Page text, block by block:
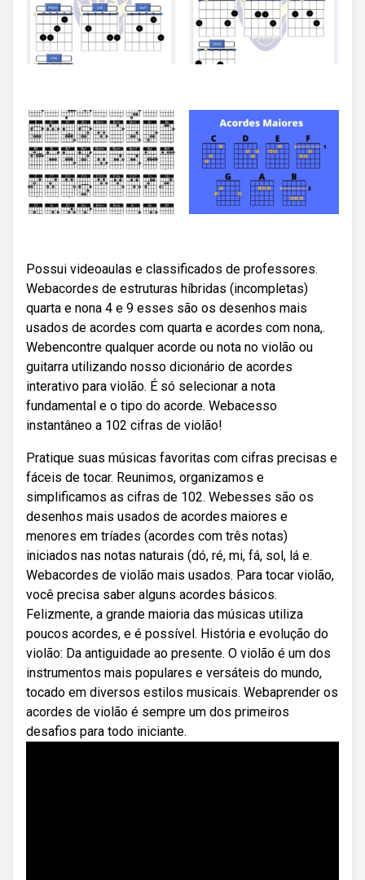
Possui videoaulas e classificados de professores.
Webacordes de estruturas híbridas (incompletas)
quarta e nona 4 e 9 esses são os desenhos mais
usados de acordes com quarta e acordes com nona,.
Webencontre qualquer acorde ou nota no violão ou
guitarra utilizando nosso dicionário de acordes
interativo para violão. É só selecionar a nota
fundamental e o tipo do acorde. Webacesso
instantâneo a 102 cifras de violão!
Pratique suas músicas favoritas com cifras precisas e
fáceis de tocar. Reunimos, organizamos e
simplificamos as cifras de 102. Webesses são os
desenhos mais usados de acordes maiores e
menores em tríades (acordes com três notas)
iniciados nas notas naturais (dó, ré, mi, fá, sol, lá e.
Webacordes de violão mais usados. Para tocar violão,
você precisa saber alguns acordes básicos.
Felizmente, a grande maioria das músicas utiliza
poucos acordes, e é possível. História e evolução do
violão: Da antiguidade ao presente. O violão é um dos
instrumentos mais populares e versáteis do mundo,
tocado em diversos estilos musicais. Webaprender os
acordes de violão é sempre um dos primeiros
desafios para todo iniciante.